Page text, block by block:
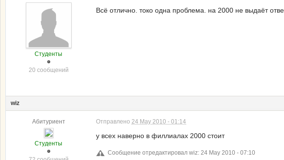
Студенты
20 сообщений
Всё отлично. токо одна проблема. на 2000 не выдаёт
wiz
Абитуриент
Студенты
Отправлено 24 May 2010 - 01:14
у всех наверно в филлиалах 2000 стоит
Сообщение отредактировал wiz: 24 May 2010 - 07:10